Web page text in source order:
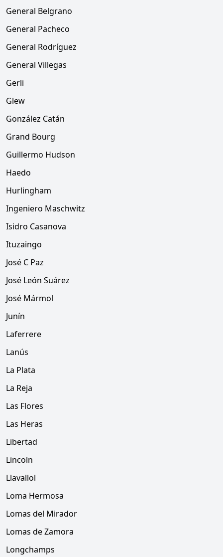
General Belgrano
General Pacheco
General Rodríguez
General Villegas
Gerli
Glew
González Catán
Grand Bourg
Guillermo Hudson
Haedo
Hurlingham
Ingeniero Maschwitz
Isidro Casanova
Ituzaingo
José C Paz
José León Suárez
José Mármol
Junín
Laferrere
Lanús
La Plata
La Reja
Las Flores
Las Heras
Libertad
Lincoln
Llavallol
Loma Hermosa
Lomas del Mirador
Lomas de Zamora
Longchamps